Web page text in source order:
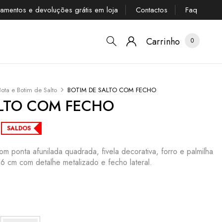
e devoluções grátis em loja Contactos Faq
Carrinho 0
e Botim de Salto BOTIM DE SALTO COM FECHO
COM FECHO
SALDOS
ponta afunilada quadrada, fivela decorativa, forro e palmilha
cm com detalhe metalizado e fecho lateral.